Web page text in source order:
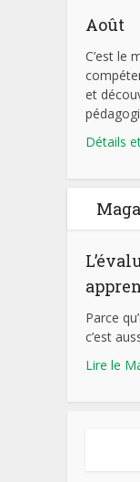
Août
C’est le
et
Détails
Parce
c’est
Lire le